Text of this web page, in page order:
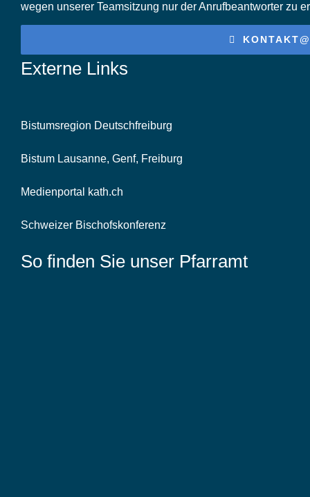
wegen unserer Teamsitzung nur der Anrufbeantworter zu
Externe Links
Bistumsregion Deutschfreiburg
Bistum Lausanne, Genf, Freiburg
Medienportal kath.ch
Schweizer Bischofskonferenz
So finden Sie unser Pfarramt